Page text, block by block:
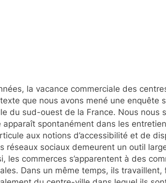
la vacance commerciale des
que nous avons mené une
du sud-ouest de la France. Nous
spontanément dans les
aux notions d’accessibilité et de
réseaux sociaux demeurent un outil
les commerces s’apparentent à des
Dans un même temps, ils travaillent,